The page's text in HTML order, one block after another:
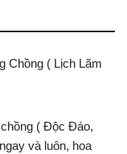
Chồng ( Lịch Lãm
chồng ( Độc Đáo,
và luôn, hoa